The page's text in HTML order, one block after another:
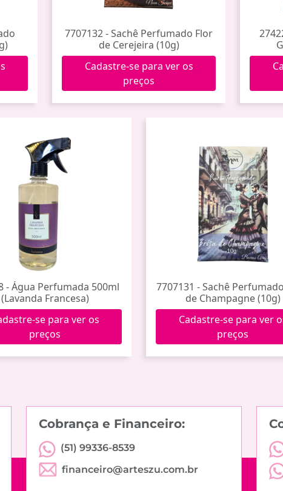
7707132 - Sachê Perfumado Flor
de Cerejeira (10g)
Cadastre-se para ver os
preços
- Água Perfumada 500ml
(Lavanda Francesa)
se para ver os
preços
7707131 - Sachê
de Champagne (10g)
Cadastre-se para ver
preços
Cobrança e Financeiro:
(51) 99336-8539
financeiro@arteszu.com.br